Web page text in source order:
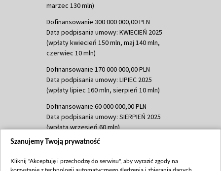
marzec 130 mln)
Dofinansowanie 300 000 000,00 PLN
Data podpisania umowy: KWIECIEŃ 2025
(wpłaty kwiecień 150 mln, maj 140 mln,
czerwiec 10 mln)
Dofinansowanie 170 000 000,00 PLN
Data podpisania umowy: LIPIEC 2025
(wpłaty lipiec 160 mln, sierpień 10 mln)
Dofinansowanie 60 000 000,00 PLN
Data podpisania umowy: SIERPIEŃ 2025
(wpłata wrzesień 60 mln)
Dofinansowanie 635 783 051,21 PLN
(wpłata wrzesień 100 mln, październik 350
Szanujemy Twoją prywatność
Kliknij "Akceptuję i przechodzę do serwisu", aby wyrazić zgody na